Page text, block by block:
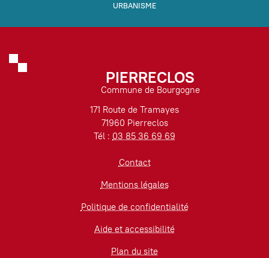
URBANISME
PIERRECLOS
Commune de Bourgogne
171 Route de Tramayes
71960 Pierreclos
Tél : 03 85 36 69 69
Contact
Mentions légales
Politique de confidentialité
Aide et accessibilité
Plan du site